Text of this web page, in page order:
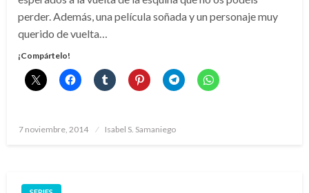
perder. Además, una película soñada y un personaje muy
querido de vuelta…
¡Compártelo!
Publicado
7 noviembre, 2014 Isabel S. Samaniego